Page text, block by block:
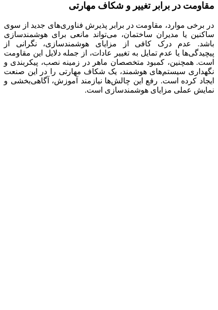
مقاومت در برابر تغییر و شکاف مهارتی
در برخی موارد، مقاومت در برابر پذیرش فناوری‌های جدید از سوی
ساکنین یا مدیران ساختمان، می‌تواند مانعی برای هوشمندسازی
باشد. عدم درک کافی از مزایای هوشمندسازی، نگرانی از
پیچیدگی‌ها یا عدم تمایل به تغییر عادات، از جمله دلایل این مقاومت
است. همچنین، کمبود متخصصان ماهر در زمینه نصب، پیکربندی و
نگهداری سیستم‌های هوشمند، یک شکاف مهارتی را در این صنعت
ایجاد کرده است. رفع این چالش‌ها نیازمند آموزش، آگاهی‌بخشی و
نمایش عملی مزایای هوشمندسازی است.